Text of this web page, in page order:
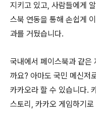
지키고 있고, 사람들에게
스북 연동을 통해 손쉽게
과를 거뒀습니다.
국내에서 페이스북과 같은
까요? 아마도 국민 메신저
카카오라 할 수 있습니다.
스토리, 카카오 게임하기